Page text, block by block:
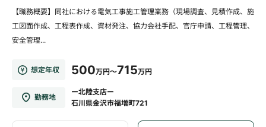
【職務概要】同社における電気工事施工管理業務（現場調査、見積作成、施
工図面作成、工程表作成、資材発注、協力会社手配、官庁申請、工程管理、
安全管理...
想定年収 500万円～715万円
勤務地
ー北陸支店ー
石川県金沢市福増町721